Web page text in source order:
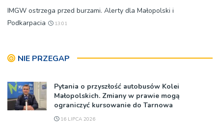
IMGW ostrzega przed burzami. Alerty dla Małopolski i
Podkarpacia
13:01
NIE PRZEGAP
Pytania o przyszłość autobusów Kolei
Małopolskich. Zmiany w prawie mogą
ograniczyć kursowanie do Tarnowa
16 LIPCA 2026